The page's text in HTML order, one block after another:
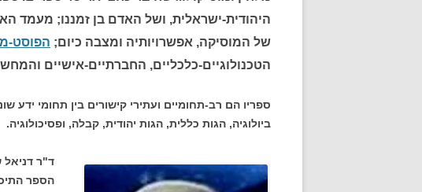
היהודית-ישראלית, ושל האדם בן זמננו; מעמד
של המוסיקה, אפשרויותיה ומצבה כיום; הפוסט-
הטכנולוגיים-כלכליים, החברתיים-אישיים
ספריו הם רב-תחומיים ועתירי קישורים בין תחומי ידע
ביולוגיה, הגות כללית, הגות יהודית, קבלה, ופסיכולוגיה.
הספר